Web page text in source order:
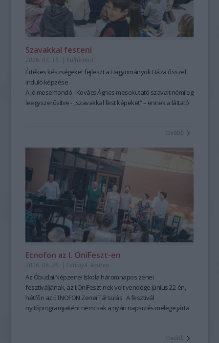
Szavakkal festeni
2026. 07. 16. | Kultúrpart
Értékes készségeket fejleszt a Hagyományok Háza ősszel
induló képzése
A jó mesemondó - Kovács Ágnes mesekutató szavait némileg
leegyszerűsítve - „szavakkal fest képeket” – ennek a láttató
mesemondás nemcsak művészi élményt ad, hanem
magabiztosabb megszólaláshoz, fellépéshez, segíti az
előadói, pedagógusi jelenlétet, fejleszti a meggyőző, hiteles
kommunikációt is – olyan készségeket, amelyek digitális
korunkban is hangsúlyozottan értékesek. Ehhez nyújt
nagyszerű lehetőséget az idén 25 éves Hagyományok Háza
ősszel induló képzése, mely pedagógusok és
közművelődési szakemberek számára kínál elmélyült
szakmai és gyakorlati tudást a szövegfolklór tanulásáról és
tanításának módszertanáról.
Évi
a
Hagyományok
Házában
-
tovább
Etnofon az I. OniFeszt-en
2026. 06. 26. | FabulyA_Andrea
Az Óbudai Népzenei Iskola háromnapos zenei
fesztiváljának, az I.OniFeszt-nek volt vendége június 22-én,
hétfőn az ETNOFON Zenei Társulás. A fesztivál
nyitóprogramjaként nemcsak a nyári napsütés melege járta
tovább